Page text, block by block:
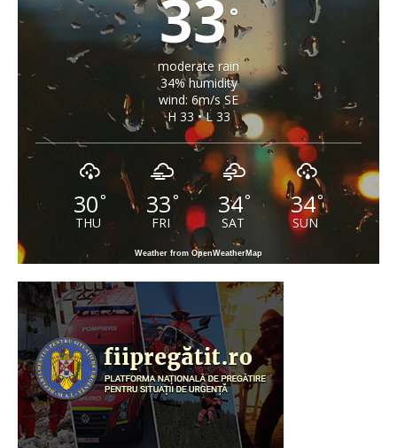
33°
moderate rain
34% humidity
wind: 6m/s SE
H 33 • L 33
30°
THU
33°
FRI
34°
SAT
34°
SUN
Weather from OpenWeatherMap